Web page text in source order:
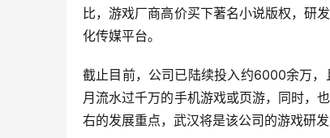
比，游戏厂商高价买下著名小说版权，研
化传媒平台。
截止目前，公司已陆续投入约6000余万
月流水过千万的手机游戏或页游，同时，
右的发展重点，武汉将是该公司的游戏研